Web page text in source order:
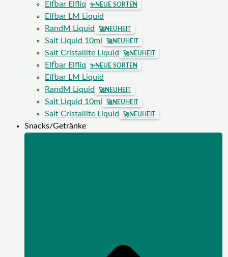
Elfbar Elfliq ✨NEUE SORTEN
Elfbar LM Liquid
RandM Liquid
🚀NEUHEIT
Salt Liquid 10ml 🚀NEUHEIT
Salt Cristallite Liquid 🚀NEUHEIT
Elfbar Elfliq ✨NEUE SORTEN
Elfbar LM Liquid
RandM Liquid
🚀NEUHEIT
Salt Liquid 10ml 🚀NEUHEIT
Salt Cristallite Liquid 🚀NEUHEIT
Snacks/Getränke